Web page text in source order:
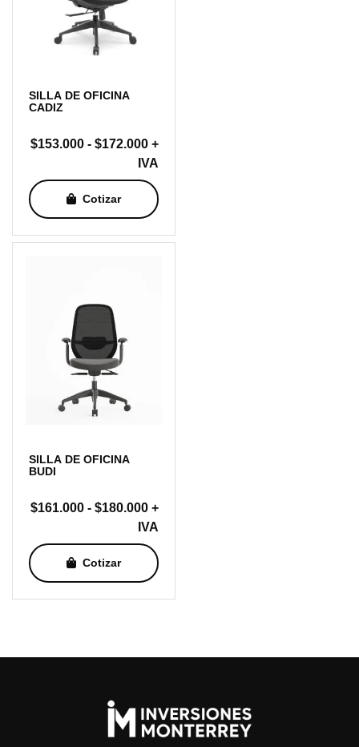
SILLA DE OFICINA
CADIZ
$153.000 - $172.000Rango
de
precios:
desde
$153.000
hasta
+
IVA
Cotizar
SILLA DE OFICINA
BUDI
$161.000 - $180.000Rango
de
precios:
desde
$161.000
hasta
+
IVA
Cotizar